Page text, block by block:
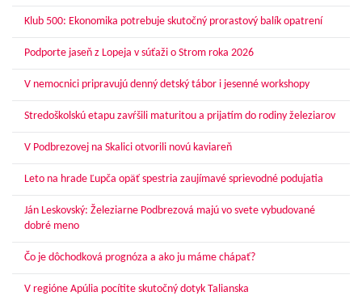
Klub 500: Ekonomika potrebuje skutočný prorastový balík opatrení
Podporte jaseň z Lopeja v súťaži o Strom roka 2026
V nemocnici pripravujú denný detský tábor i jesenné workshopy
Stredoškolskú etapu zavŕšili maturitou a prijatím do rodiny železiarov
V Podbrezovej na Skalici otvorili novú kaviareň
Leto na hrade Ľupča opäť spestria zaujímavé sprievodné podujatia
Ján Leskovský: Železiarne Podbrezová majú vo svete vybudované
dobré meno
Čo je dôchodková prognóza a ako ju máme chápať?
V regióne Apúlia pocítite skutočný dotyk Talianska